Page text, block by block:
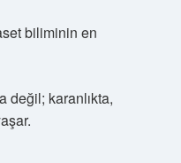
biliminin en
değil; karanlıkta,